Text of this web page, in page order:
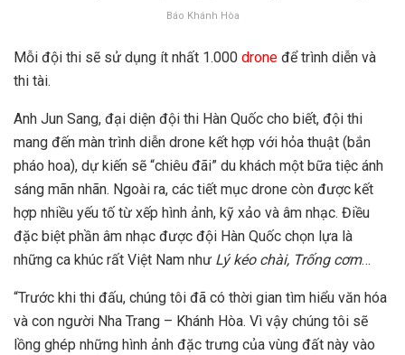
Báo Khánh Hòa
Mỗi đội thi sẽ sử dụng ít nhất 1.000 drone để trình diễn và
thi tài.
Anh Jun Sang, đại diện đội thi Hàn Quốc cho biết, đội thi
mang đến màn trình diễn drone kết hợp với hỏa thuật (bắn
pháo hoa), dự kiến sẽ “chiêu đãi” du khách một bữa tiệc ánh
sáng mãn nhãn. Ngoài ra, các tiết mục drone còn được kết
hợp nhiều yếu tố từ xếp hình ảnh, kỹ xảo và âm nhạc. Điều
đặc biệt phần âm nhạc được đội Hàn Quốc chọn lựa là
những ca khúc rất Việt Nam như Lý kéo chài, Trống cơm…
“Trước khi thi đấu, chúng tôi đã có thời gian tìm hiểu văn hóa
và con người Nha Trang – Khánh Hòa. Vì vậy chúng tôi sẽ
lồng ghép những hình ảnh đặc trưng của vùng đất này vào